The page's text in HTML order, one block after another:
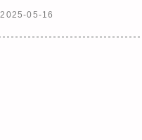
2025-05-16